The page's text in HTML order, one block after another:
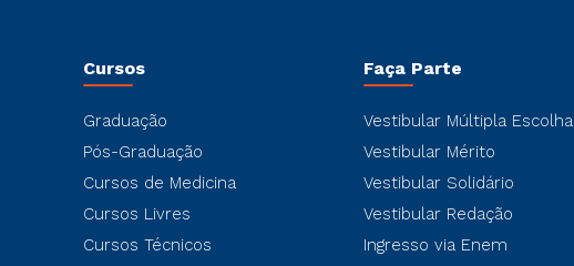
Cursos
Graduação
Pós-Graduação
Cursos de Medicina
Cursos Livres
Cursos Técnicos
Faça Parte
Vestibular Múltipla Escolha
Vestibular Mérito
Vestibular Solidário
Vestibular Redação
Ingresso via Enem